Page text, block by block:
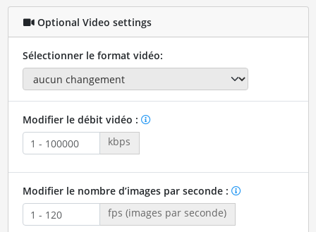
Optional Video settings
Sélectionner le format vidéo:
Modifier le débit vidéo :
kbps
Modifier le nombre d’images par seconde :
fps (images par seconde)